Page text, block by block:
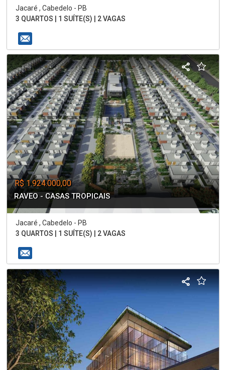
Jacaré , Cabedelo - PB
3 QUARTOS | 1 SUÍTE(S) | 2 VAGAS
R$ 1.924.000,00
RAVEO - CASAS TROPICAIS
Jacaré , Cabedelo - PB
3 QUARTOS | 1 SUÍTE(S) | 2 VAGAS